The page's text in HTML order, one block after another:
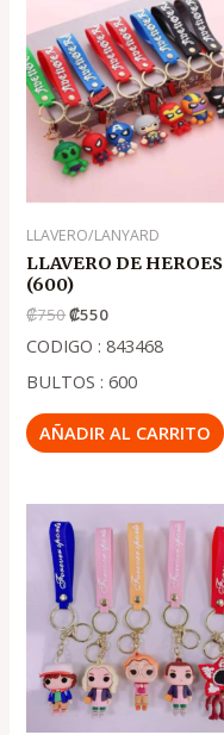
LLAVERO/LANYARD
LLAVERO DE HEROES
(600)
₡750
precio
original
era:
.
₡750
₡550
precio
actual
es:
.
₡550
CODIGO : 843468
BULTOS : 600
AÑADIR AL CARRITO
precio
original
era:
.
₡600
precio
actual
es:
₡400